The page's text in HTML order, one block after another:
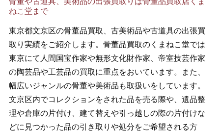
ねこ堂まで
東京都文京区の骨董品買取、古美術品や古道具の出張買
取り実績をご紹介します。骨董品買取のくまねこ堂では
東京にて人間国宝作家や無形文化財作家、帝室技芸作家
の陶芸品や工芸品の買取に重点をおいています。また、
幅広いジャンルの骨董や美術品も取扱いをしています。
文京区内でコレクションをされた品を売る際や、遺品整
理や倉庫の片付け、建て替えや引っ越しの際の片付けな
どに見つかった品の引き取りや処分をご希望される方